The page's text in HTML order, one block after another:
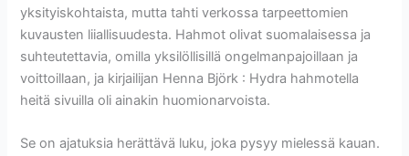
yksityiskohtaista, mutta tahti verkossa tarpeettomien
kuvausten liiallisuudesta. Hahmot olivat suomalaisessa ja
suhteutettavia, omilla yksilöllisillä ongelmanpajoillaan ja
voittoillaan, ja kirjailijan Henna Björk : Hydra hahmotella
heitä sivuilla oli ainakin huomionarvoista.
Se on ajatuksia herättävä luku, joka pysyy mielessä kauan.